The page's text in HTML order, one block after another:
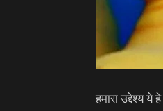
हमारा उद्देश्य